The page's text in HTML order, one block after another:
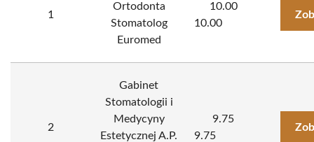
1
Ortodonta
Stomatolog
Euromed
10.00
10.00
2
Gabinet
Stomatologii i
Medycyny
Estetycznej A.P.
9.75
9.75